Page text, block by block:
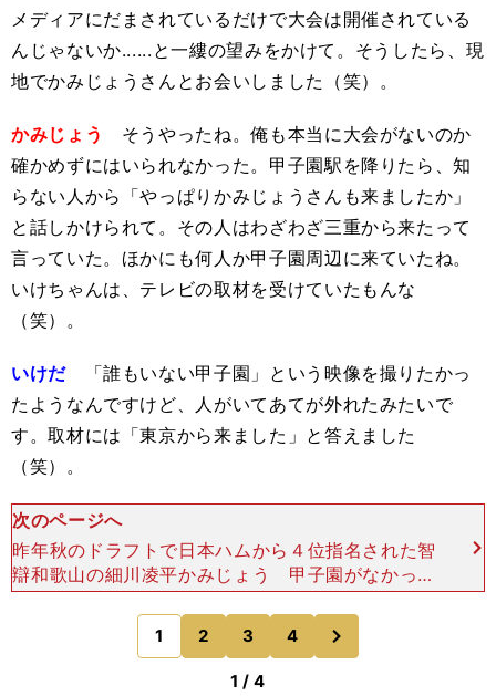
メディアにだまされているだけで大会は開催されている
んじゃないか......と一縷の望みをかけて。そうしたら、現
地でかみじょうさんとお会いしました（笑）。
かみじょう
そうやったね。俺も本当に大会がないのか
確かめずにはいられなかった。甲子園駅を降りたら、知
らない人から「やっぱりかみじょうさんも来ましたか」
と話しかけられて。その人はわざわざ三重から来たって
言っていた。ほかにも何人か甲子園周辺に来ていたね。
いけちゃんは、テレビの取材を受けていたもんな
（笑）。
いけだ「誰もいない甲子園」という映像を撮りたかっ
たようなんですけど、人がいてあてが外れたみたいで
す。取材には「東京から来ました」と答えました
（笑）。
次のページへ
昨年秋のドラフトで日本ハムから４位指名された智
辯和歌山の細川凌平かみじょう 甲子園がなかった
から痛感したけど、2020年は体がラクやったわ
ぁ。いけだ たしかにそうですね。かみじょう 家
で観戦するの
1 2 3 4
のページへ
1 / 4